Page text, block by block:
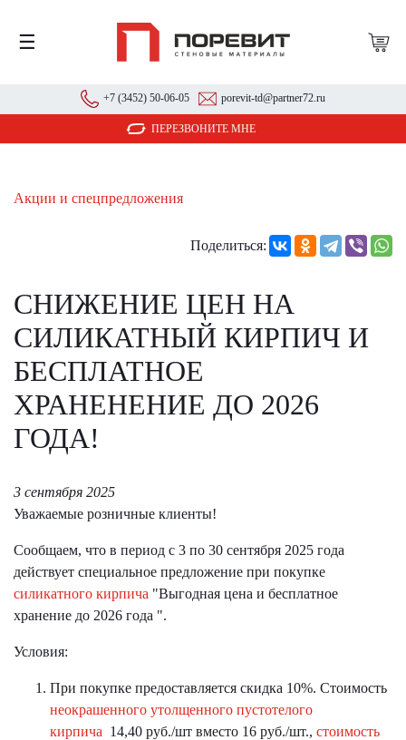
☰
+7 (3452) 50-06-05 porevit-td@partner72.ru
ПЕРЕЗВОНИТЕ МНЕ
Акции и спецпредложения
Поделиться:
СНИЖЕНИЕ ЦЕН НА
СИЛИКАТНЫЙ КИРПИЧ И
БЕСПЛАТНОЕ
ХРАНЕНЕНИЕ ДО 2026
ГОДА!
3 сентября 2025
Уважаемые розничные клиенты!
Сообщаем, что в период с 3 по 30 сентября 2025 года
действует специальное предложение при покупке
силикатного кирпича "Выгодная цена и бесплатное
хранение до 2026 года ".
Условия:
При покупке предоставляется скидка 10%. Стоимость
неокрашенного утолщенного пустотелого
кирпича 14,40 руб./шт вместо 16 руб./шт., стоимость